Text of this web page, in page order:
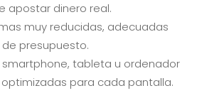
apostar dinero real.
muy reducidas, adecuadas
presupuesto.
tableta u ordenador
para cada pantalla.